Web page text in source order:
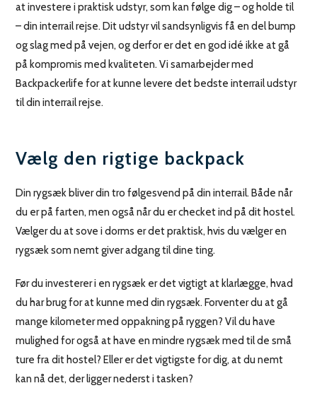
at investere i praktisk udstyr, som kan følge dig – og holde til
– din interrail rejse. Dit udstyr vil sandsynligvis få en del bump
og slag med på vejen, og derfor er det en god idé ikke at gå
på kompromis med kvaliteten. Vi samarbejder med
Backpackerlife for at kunne levere det bedste interrail udstyr
til din interrail rejse.
Vælg den rigtige backpack
Din rygsæk bliver din tro følgesvend på din interrail. Både når
du er på farten, men også når du er checket ind på dit hostel.
Vælger du at sove i dorms er det praktisk, hvis du vælger en
rygsæk som nemt giver adgang til dine ting.
Før du investerer i en rygsæk er det vigtigt at klarlægge, hvad
du har brug for at kunne med din rygsæk. Forventer du at gå
mange kilometer med oppakning på ryggen? Vil du have
mulighed for også at have en mindre rygsæk med til de små
ture fra dit hostel? Eller er det vigtigste for dig, at du nemt
kan nå det, der ligger nederst i tasken?